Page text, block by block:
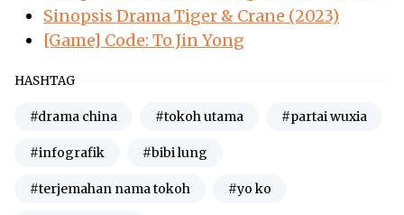
Sinopsis Drama Tiger & Crane (2023)
[Game] Code: To Jin Yong
HASHTAG
#drama china #tokoh utama #partai wuxia
#infografik #bibi lung
#terjemahan nama tokoh #yo ko